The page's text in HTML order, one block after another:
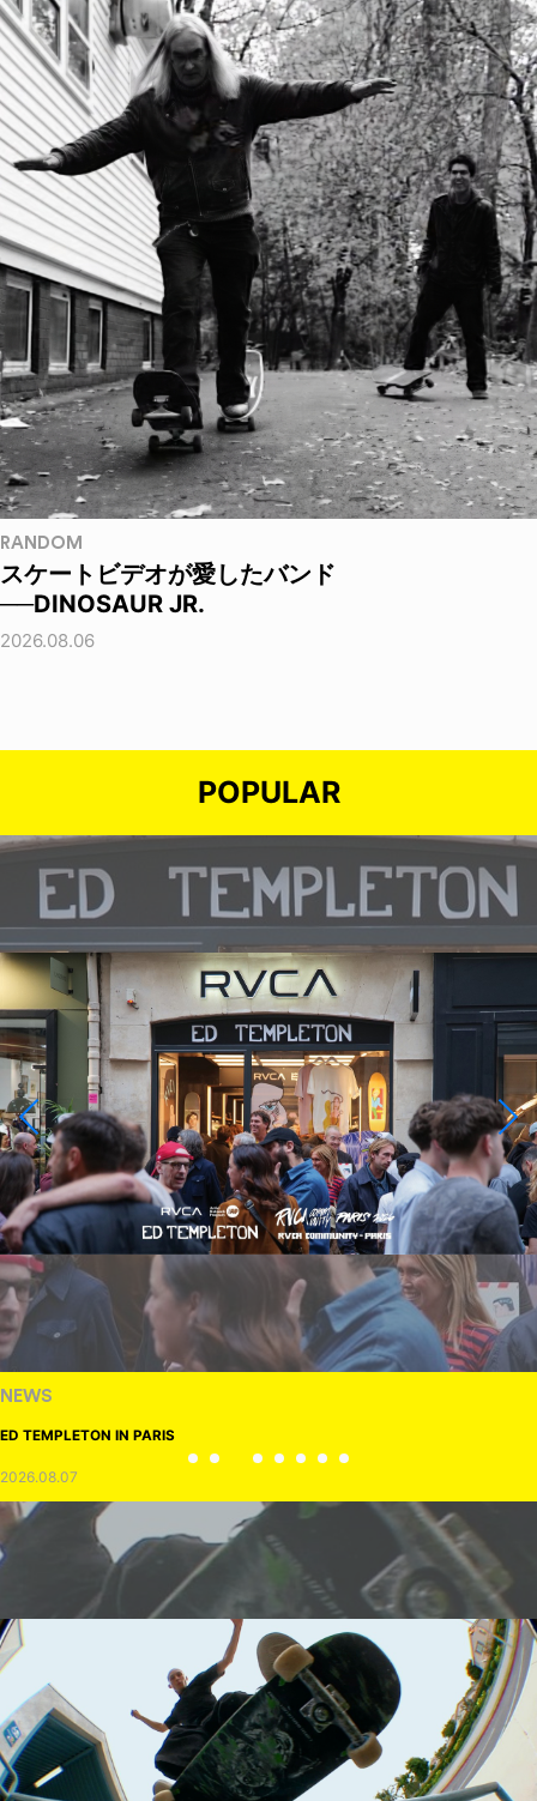
RANDOM
スケートビデオが愛したバンド
──DINOSAUR JR.
2026.08.06
POPULAR
NEWS
ED TEMPLETON IN PARIS
2026.08.07